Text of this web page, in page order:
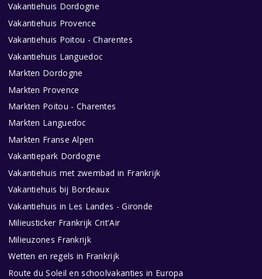
Vakantiehuis Dordogne
Vakantiehuis Provence
Vakantiehuis Poitou - Charentes
Vakantiehuis Languedoc
Markten Dordogne
Markten Provence
Markten Poitou - Charentes
Markten Languedoc
Markten Franse Alpen
Vakantiepark Dordogne
Vakantiehuis met zwembad in Frankrijk
Vakantiehuis bij Bordeaux
Vakantiehuis in Les Landes - Gironde
Milieusticker Frankrijk Crit'Air
Milieuzones Frankrijk
Wetten en regels in Frankrijk
Route du Soleil en schoolvakanties in Europa